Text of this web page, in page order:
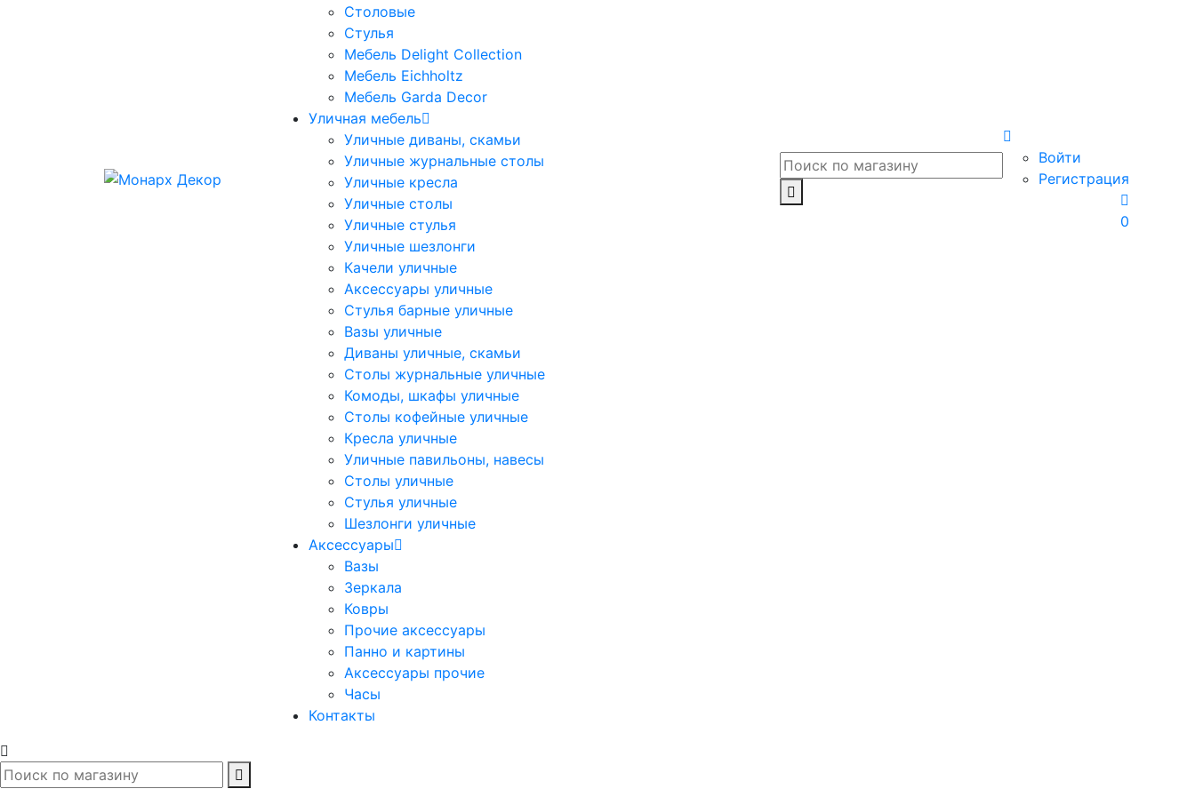
Столовые
Стулья
Мебель Delight Collection
Мебель Eichholtz
Мебель Garda Decor
Уличная мебель
Уличные диваны, скамьи
Уличные журнальные столы
Уличные кресла
Уличные столы
Уличные стулья
Уличные шезлонги
Качели уличные
Аксессуары уличные
Стулья барные уличные
Вазы уличные
Диваны уличные, скамьи
Столы журнальные уличные
Комоды, шкафы уличные
Столы кофейные уличные
Кресла уличные
Уличные павильоны, навесы
Столы уличные
Стулья уличные
Шезлонги уличные
Аксессуары
Вазы
Зеркала
Ковры
Прочие аксессуары
Панно и картины
Аксессуары прочие
Часы
Контакты
Войти
Регистрация
0